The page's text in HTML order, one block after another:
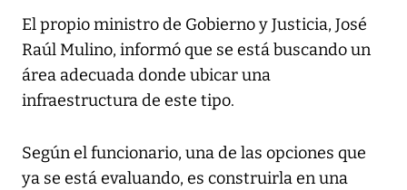
El propio ministro de Gobierno y Justicia, José
Raúl Mulino, informó que se está buscando un
área adecuada donde ubicar una
infraestructura de este tipo.
Según el funcionario, una de las opciones que
ya se está evaluando, es construirla en una